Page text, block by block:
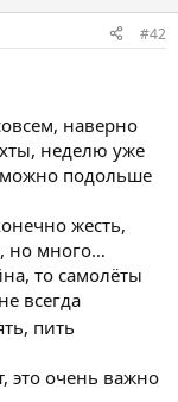
#42
наверно
неделю уже
можно подольше
жесть,
но много…
то самолёты
всегда
пить
это очень важно